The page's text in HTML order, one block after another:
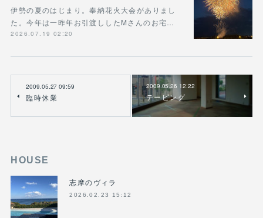
伊勢の夏のはじまり。奉納花火大会がありまし
た。今年は一昨年お引渡ししたMさんのお宅…
2026.07.19 02:20
2009.05.27 09:59
臨時休業
2009.05.26 12:22
テーピング
HOUSE
志摩のヴィラ
2026.02.23 15:12